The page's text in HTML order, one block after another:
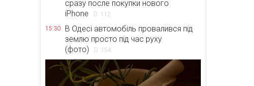
сразу после покупки нового
iPhone
112
15:30
В Одесі автомобіль провалився під
землю просто під час руху
(фото)
154